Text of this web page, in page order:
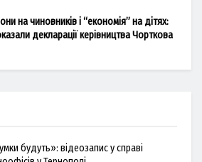
на чиновників і “економія” на дітях:
декларації керівництва Чорткова
будуть»: відеозапис у справі